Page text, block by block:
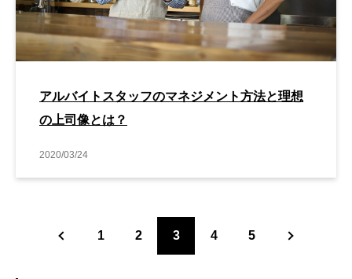
アルバイトスタッフのマネジメント方法と理想
の上司像とは？
2020/03/24
1 2 3 4 5